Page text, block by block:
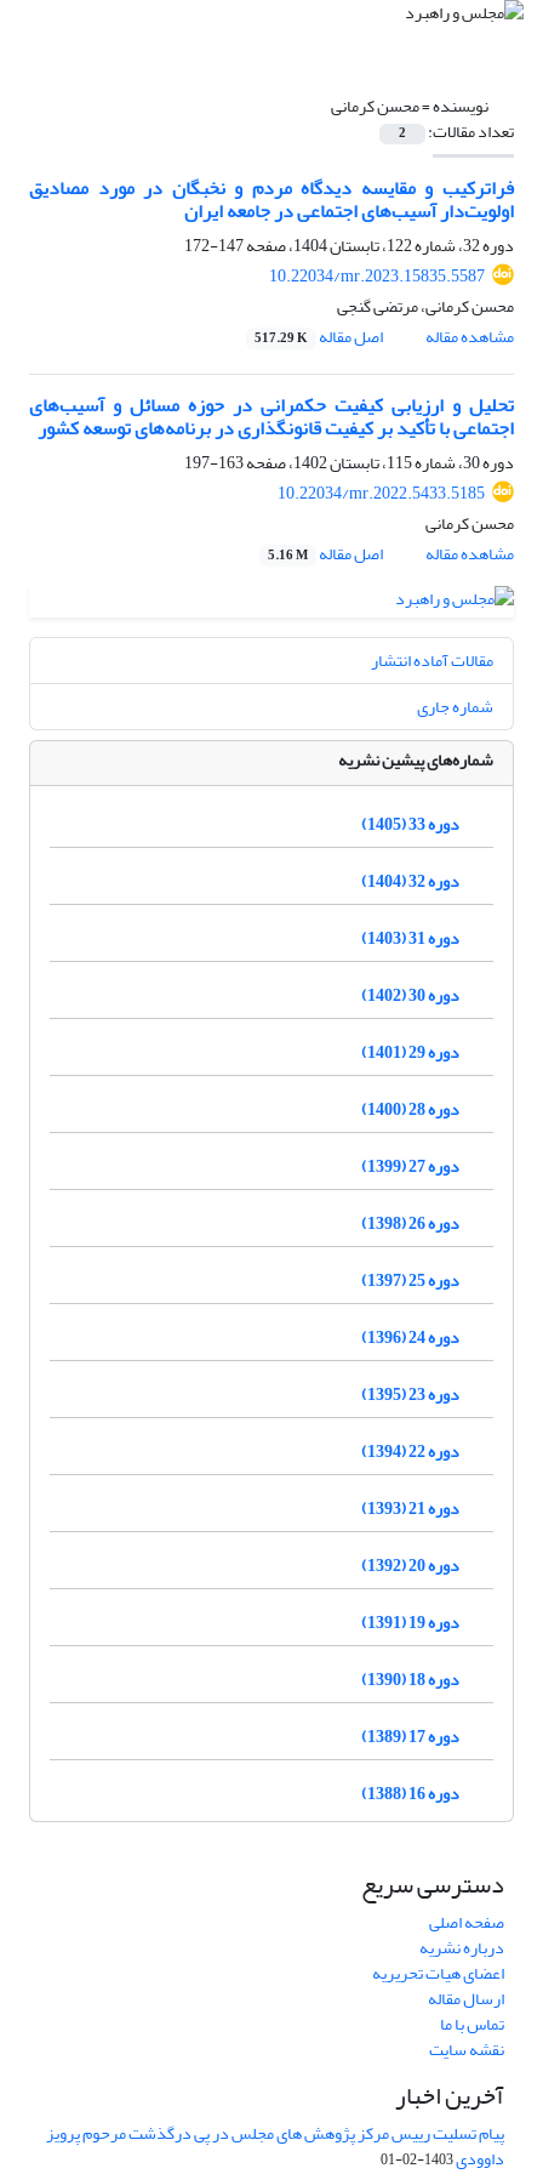
نویسنده =محسن کرمانی
تعداد مقالات: 2
فراترکیب و مقایسه دیدگاه‌‌ مردم و نخبگان در مورد مصادیق
اولویت‌‌دار آسیب‌های اجتماعی در جامعه ایران
دوره 32، شماره 122، تابستان 1404، صفحه
147-172
10.22034/mr.2023.15835.5587
محسن کرمانی، مرتضی گنجی
مشاهده مقاله
اصل مقاله 517.29 K
تحلیل و ارزیابی کیفیت حکمرانی در حوزه مسائل و آسیب‌های
اجتماعی با تأکید بر کیفیت قانونگذاری در برنامه‌های توسعه کشور
دوره 30، شماره 115، تابستان 1402، صفحه
163-197
10.22034/mr.2022.5433.5185
محسن کرمانی
مشاهده مقاله
اصل مقاله 5.16 M
مقالات آماده انتشار
شماره جاری
شماره‌های پیشین نشریه
دوره 33 (1405)
دوره 32 (1404)
دوره 31 (1403)
دوره 30 (1402)
دوره 29 (1401)
دوره 28 (1400)
دوره 27 (1399)
دوره 26 (1398)
دوره 25 (1397)
دوره 24 (1396)
دوره 23 (1395)
دوره 22 (1394)
دوره 21 (1393)
دوره 20 (1392)
دوره 19 (1391)
دوره 18 (1390)
دوره 17 (1389)
دوره 16 (1388)
دسترسی سریع
صفحه اصلی
درباره نشریه
اعضای هیات تحریریه
ارسال مقاله
تماس با ما
نقشه سایت
آخرین اخبار
پیام تسلیت رییس مرکز پژوهش های مجلس در پی درگذشت مرحوم پرویز
داوودی1403-02-01